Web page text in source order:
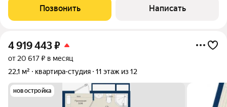
что позволяет заехать сразу после сделки. Объект
расположен в малоэтажном здании, что
Позвонить Написать
4 919 443₽
от 20 617 ₽ в месяц
22,1 м²
квартира-студия 11 этаж из 12
новостройка